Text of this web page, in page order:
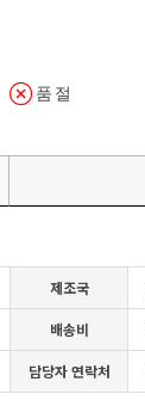
품절
제조국
배송비
담당자 연락처